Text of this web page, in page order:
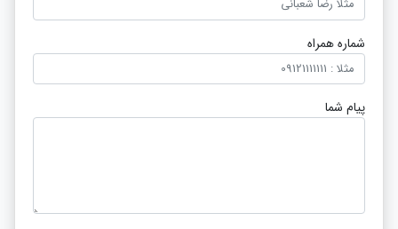
شماره همراه
پیام شما